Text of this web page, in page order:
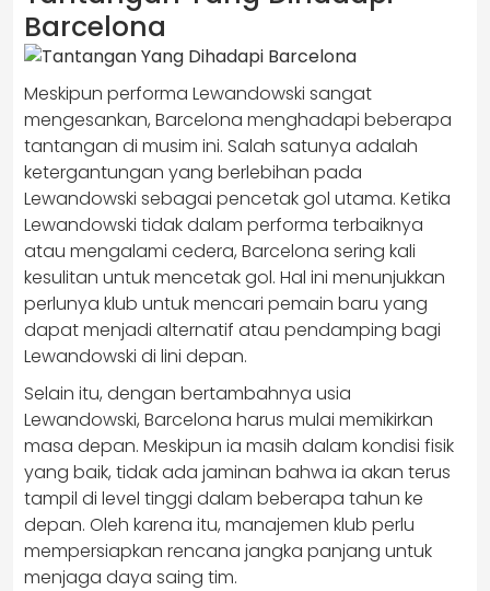
Barcelona
Meskipun performa Lewandowski sangat
mengesankan, Barcelona menghadapi beberapa
tantangan di musim ini. Salah satunya adalah
ketergantungan yang berlebihan pada
Lewandowski sebagai pencetak gol utama. Ketika
Lewandowski tidak dalam performa terbaiknya
atau mengalami cedera, Barcelona sering kali
kesulitan untuk mencetak gol. Hal ini menunjukkan
perlunya klub untuk mencari pemain baru yang
dapat menjadi alternatif atau pendamping bagi
Lewandowski di lini depan.
Selain itu, dengan bertambahnya usia
Lewandowski, Barcelona harus mulai memikirkan
masa depan. Meskipun ia masih dalam kondisi fisik
yang baik, tidak ada jaminan bahwa ia akan terus
tampil di level tinggi dalam beberapa tahun ke
depan. Oleh karena itu, manajemen klub perlu
mempersiapkan rencana jangka panjang untuk
menjaga daya saing tim.